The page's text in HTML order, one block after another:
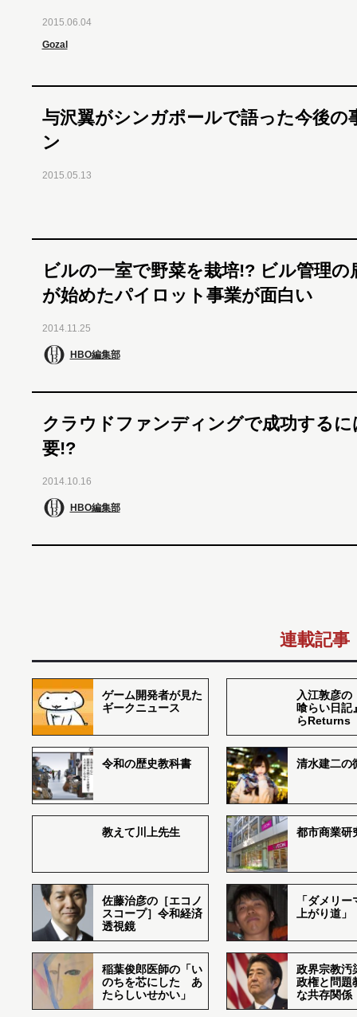
2015.06.04
Gozal
与沢翼がシンガポールで語った今後の
ン
2015.05.13
ビルの一室で野菜を栽培!? ビル管理の
が始めたパイロット事業が面白い
2014.11.25
HBO編集部
クラウドファンディングで成功するに
要!?
2014.10.16
HBO編集部
連載記事
ゲーム開発者が見た
ギークニュース
入江敦彦の
喰らい日記
らReturns
令和の歴史教科書 清水建二の
教えて川上先生 都市商業研
佐藤治彦の［エコノ
スコープ］令和経済
透視鏡
「ダメリ
上がり道」
稲葉俊郎医師の「い
のちを芯にした あ
たらしいせかい」
政界宗教汚
政権と問題
な共存関係